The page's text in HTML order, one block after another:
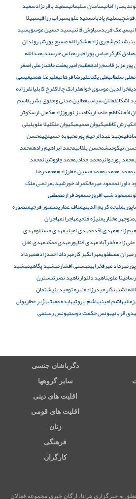
سارا امانیساسان سلیمانیسعید باقرنژادسعید
سلیم پادبانسمیه علویسهراب رزاقیسهیلا
سیامک فریدسیاوش قائنیسید حسین موسویسید
شبنم شجری زادهشکرالله مسیح پورشهروندان
صادق کارگرعباس پوراظهریعباس خرسندیعبدالله
عزیز قاسم زادهعظیم امیریعفت ماهبازعلی اصغر
علی سلطانیعلی یکتاعلیرضا فرهانیعلیرضا همتیعیسی
فخرالدین موسوی خواهفرانک چالاکفرخ کابلیانفرزانه
اشکانفعالان سیاسیفعالین مدنی و حقوق بشریقاسم
افغانکاظم علمداریکامبیز نوروززادهکمال ارسکوثر
کیارش کاظمیکیوان صمیمیکیوان ملکلیلا علویلیلی
مجید عبدالرحیم پورمحبوبه حسینچیمحسن
نیکومنشمحسن یلفانیمحمد ابراهیم زادهمحمد
محمد پوردوائیمحمد جمادیمحمد چاووشیانمحمد
محمد محمدیمحمدحسین غفارزادهمحمدرضا
داورانمحمود میرمالکمراد خورشیدیمرتضی ملک
مسعود شب افروزمسعود فرازمصطفی
ملیحه کریم الدینیمناف عماریمنصور فرجیمنصوره
منوچهر مختاریمنیژه فتحیمهاجرانمهاجران
زادهمهدی اقدممهدی امینیمهدی حسنلومهدی
زاده فخرآبادمهدی فتاپورمهدی ممکنمهدی نخل
مهران مصطفویمهرانگیز کارمهرداد احمدزادهمهرداد
مهرداد میرفخراییمهستی افشارمهشید پگاهیمهشید
مینا علویناهید دلنوازناهید نصرتنسترن
لشنینگار حیدرزادەنیره توحیدینیشتمان
هاشم امینیهاشم باروتیهایده مغیثیهژیر عطاریولی
یدی قربانییونس حکمت دوستیونس رستمی
دگرباشان جنسی
سایر گروهها
اقلیت های دینی
اقلیت های قومی
زنان
فرهنگی
کارگران
متعلق به خبرگزاری هرانا، ارگان خبری مجموعه فعالان